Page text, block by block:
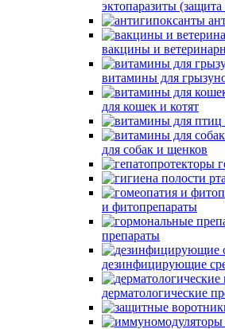
эктопаразиты
вакцины и
витамины для
для кошек и котят
для собак и щенков
и фитопрепараты
препараты
дезинфицирующие
дерматологические